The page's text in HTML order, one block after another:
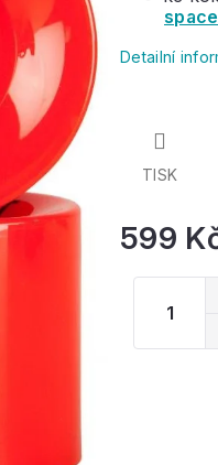
599
Detailní
TISK